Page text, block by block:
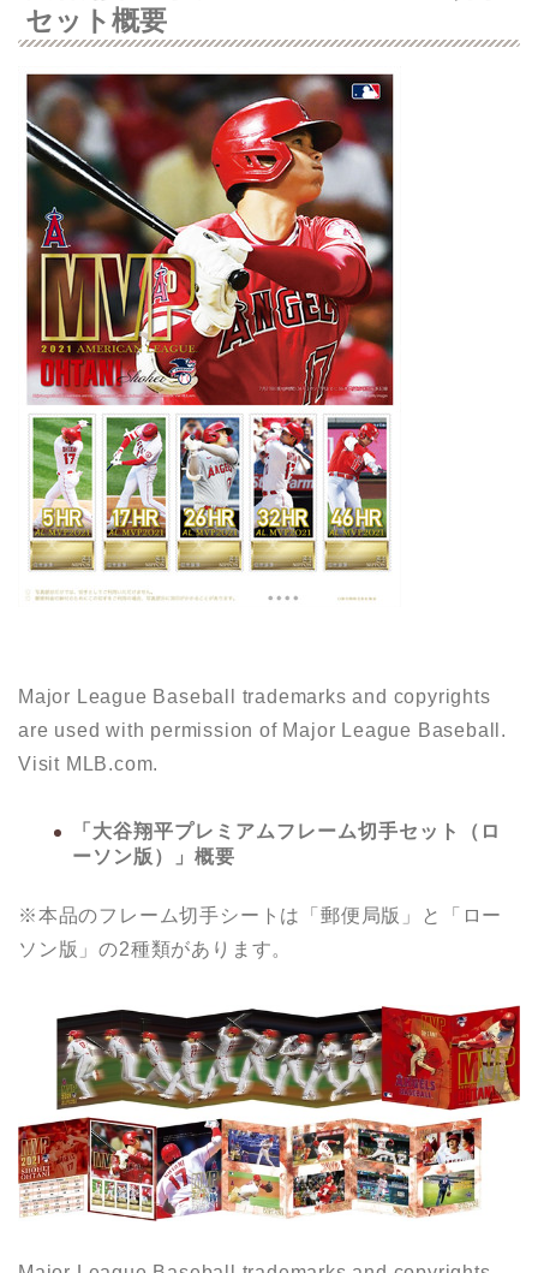
セット概要
Major League Baseball trademarks and copyrights
are used with permission of Major League Baseball.
Visit MLB.com.
「大谷翔平プレミアムフレーム切手セット（ロ
ーソン版）」概要
※本品のフレーム切手シートは「郵便局版」と「ロー
ソン版」の2種類があります。